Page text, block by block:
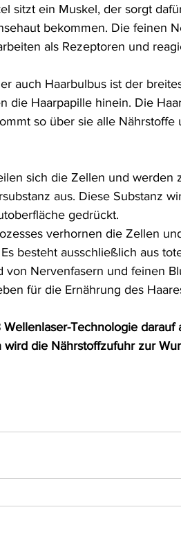
sitzt ein Muskel, der sorgt
bekommen. Die feinen
als Rezeptoren und
auch Haarbulbus ist der
die Haarpapille hinein. Die
so über sie alle Nährstoffe
sich die Zellen und werden
aus. Diese Substanz
gedrückt.
verhornen die Zellen
besteht ausschließlich aus
von Nervenfasern und feinen
für die Ernährung des
Wellenlaser-Technologie
wird die Nährstoffzufuhr zur